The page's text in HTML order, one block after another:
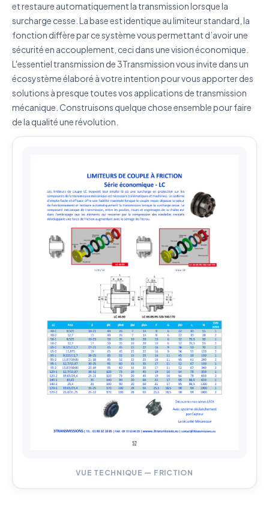
et restaure automatiquement la transmission lorsque la
surcharge cesse. La base est identique au limiteur standard, la
fonction diffère par ce système vous permettant d’avoir une
sécurité en accouplement, ceci dans une vision économique.
L'essentiel transmission de 3Transmission vous invite dans un
écosystème élaboré à votre intention pour vous apporter des
solutions à presque toutes vos applications de transmission
mécanique. Construisons quelque chose ensemble pour faire
de la qualité une révolution.
VUE TECHNIQUE — FRICTION
ma demande.Politique de confidentialité
Envoyer ma demande de devis
Vos données sont protégées et ne seront jamais